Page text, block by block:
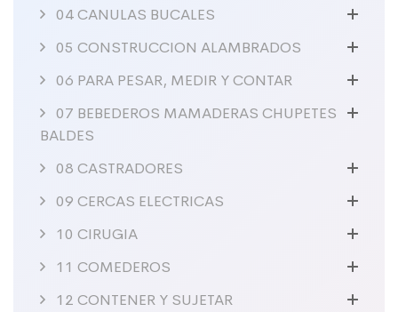
04 CANULAS BUCALES
05 CONSTRUCCION ALAMBRADOS
06 PARA PESAR, MEDIR Y CONTAR
07 BEBEDEROS MAMADERAS CHUPETES
BALDES
08 CASTRADORES
09 CERCAS ELECTRICAS
10 CIRUGIA
11 COMEDEROS
12 CONTENER Y SUJETAR